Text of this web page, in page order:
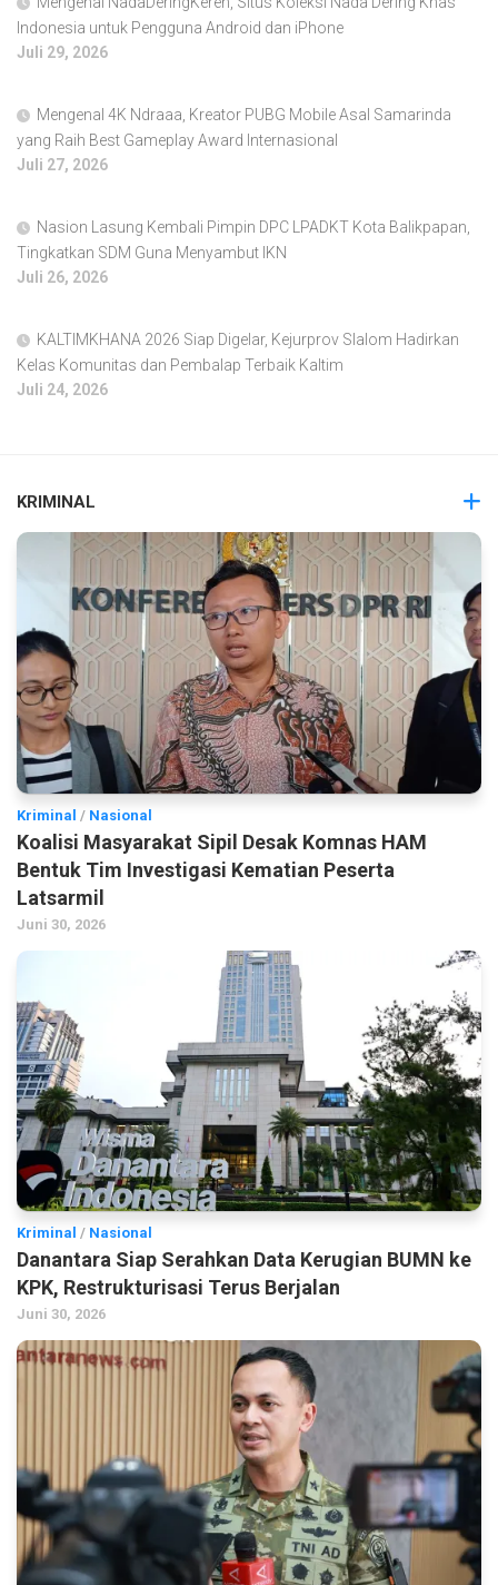
Indonesia untuk Pengguna Android dan iPhone
Juli 29, 2026
Mengenal 4K Ndraaa, Kreator PUBG Mobile Asal Samarinda
yang Raih Best Gameplay Award Internasional
Juli 27, 2026
Nasion Lasung Kembali Pimpin DPC LPADKT Kota Balikpapan,
Tingkatkan SDM Guna Menyambut IKN
Juli 26, 2026
KALTIMKHANA 2026 Siap Digelar, Kejurprov Slalom Hadirkan
Kelas Komunitas dan Pembalap Terbaik Kaltim
Juli 24, 2026
KRIMINAL
Kriminal / Nasional
Koalisi Masyarakat Sipil Desak Komnas HAM
Bentuk Tim Investigasi Kematian Peserta
Latsarmil
Juni 30, 2026
Kriminal / Nasional
Danantara Siap Serahkan Data Kerugian BUMN ke
KPK, Restrukturisasi Terus Berjalan
Juni 30, 2026